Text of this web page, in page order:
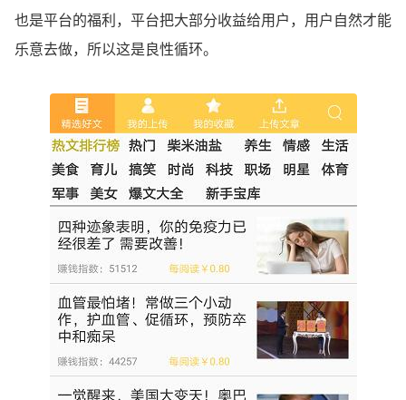
也是平台的福利，平台把大部分收益给用户，用户自然才能
乐意去做，所以这是良性循环。